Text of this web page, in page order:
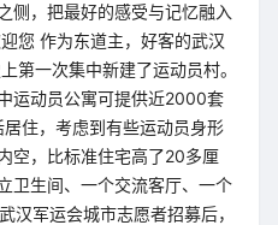
侧，把最好的感受与记忆融入
您 作为东道主，好客的武汉
第一次集中新建了运动员村。
运动员公寓可提供近2000套
住，考虑到有些运动员身形
空，比标准住宅高了20多厘
卫生间、一个交流客厅、一个
汉军运会城市志愿者招募后，